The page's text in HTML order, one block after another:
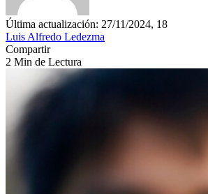
Última actualización: 27/11/2024, 18
Luis Alfredo Ledezma
Compartir
2 Min de Lectura